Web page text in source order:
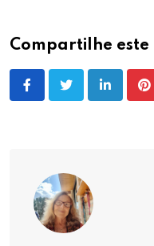
Compartilhe
LinkedIn